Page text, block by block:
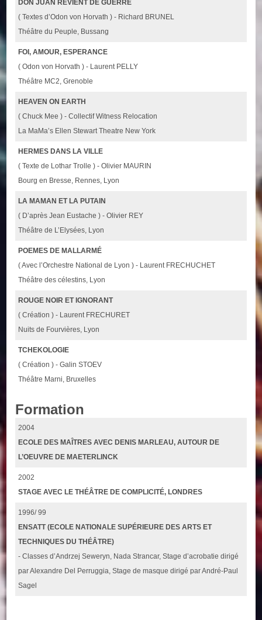
DON JUAN REVIENT DE GUERRE
( Textes d’Odon von Horvath ) - Richard BRUNEL
Théâtre du Peuple, Bussang
FOI, AMOUR, ESPERANCE
( Odon von Horvath ) - Laurent PELLY
Théâtre MC2, Grenoble
HEAVEN ON EARTH
( Chuck Mee ) - Collectif Witness Relocation
La MaMa’s Ellen Stewart Theatre New York
HERMES DANS LA VILLE
( Texte de Lothar Trolle ) - Olivier MAURIN
Bourg en Bresse, Rennes, Lyon
LA MAMAN ET LA PUTAIN
( D’après Jean Eustache ) - Olivier REY
Théâtre de L’Elysées, Lyon
POEMES DE MALLARMÉ
( Avec l’Orchestre National de Lyon ) - Laurent FRECHUCHET
Théâtre des célestins, Lyon
ROUGE NOIR ET IGNORANT
( Création ) - Laurent FRECHURET
Nuits de Fourvières, Lyon
TCHEKOLOGIE
( Création ) - Galin STOEV
Théâtre Marni, Bruxelles
Formation
2004
ECOLE DES MAÎTRES AVEC DENIS MARLEAU, AUTOUR DE
L’OEUVRE DE MAETERLINCK
2002
STAGE AVEC LE THÉÂTRE DE COMPLICITÉ, LONDRES
1996/ 99
ENSATT (ECOLE NATIONALE SUPÉRIEURE DES ARTS ET
TECHNIQUES DU THÉÂTRE)
- Classes d’Andrzej Seweryn, Nada Strancar, Stage d’acrobatie dirigé
par Alexandre Del Perruggia, Stage de masque dirigé par André-Paul
Sagel